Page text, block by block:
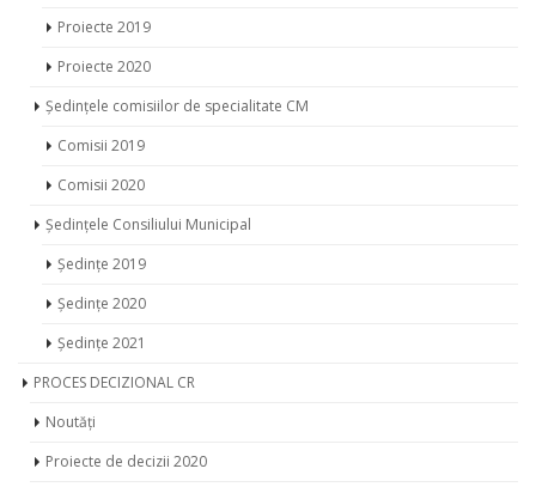
Proiecte 2019
Proiecte 2020
Ședințele comisiilor de specialitate CM
Comisii 2019
Comisii 2020
Ședințele Consiliului Municipal
Ședințe 2019
Ședințe 2020
Ședințe 2021
PROCES DECIZIONAL CR
Noutăți
Proiecte de decizii 2020